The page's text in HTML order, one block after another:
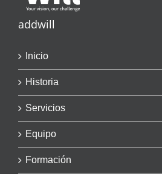
addwill
Inicio
Historia
Servicios
Equipo
Formación